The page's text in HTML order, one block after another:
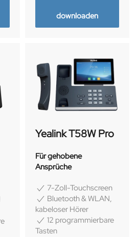
downloaden
Yealink T58W Pro
Für gehobene
Ansprüche
7-Zoll-Touchscreen
Bluetooth & WLAN,
kabeloser Hörer
12 programmierbare
Tasten